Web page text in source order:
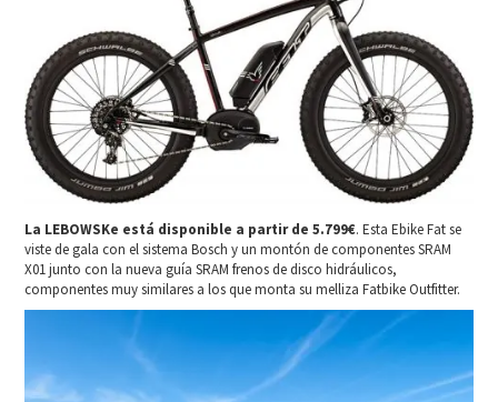
La LEBOWSKe está disponible a partir de 5.799€. Esta Ebike Fat se
viste de gala con el sistema Bosch y un montón de componentes SRAM
X01 junto con la nueva guía SRAM frenos de disco hidráulicos,
componentes muy similares a los que monta su melliza Fatbike Outfitter.